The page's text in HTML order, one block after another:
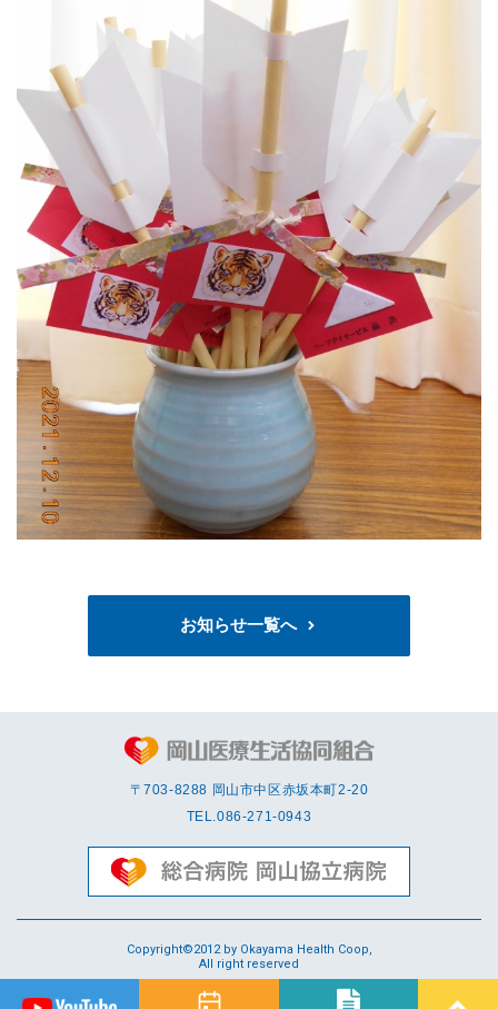
お知らせ一覧へ
〒703-8288 岡⼭市中区赤坂本町2-20
TEL.086-271-0943
Copyright©2012 by Okayama Health Coop,
All right reserved